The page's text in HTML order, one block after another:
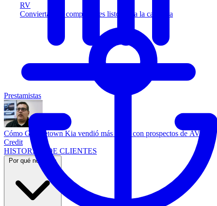
RV
Convierta más compradores listos para la carretera
Prestamistas
Cómo Georgetown Kia vendió más autos con prospectos de AVA
Credit
HISTORIAS DE CLIENTES
Por qué nosotros